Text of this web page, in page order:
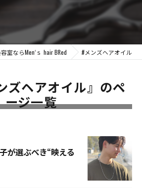
室ならMen‘ｓ hair BRed #メンズヘアオイル
ズヘアオイル』のペ
ージ一覧
が選ぶべき“映える